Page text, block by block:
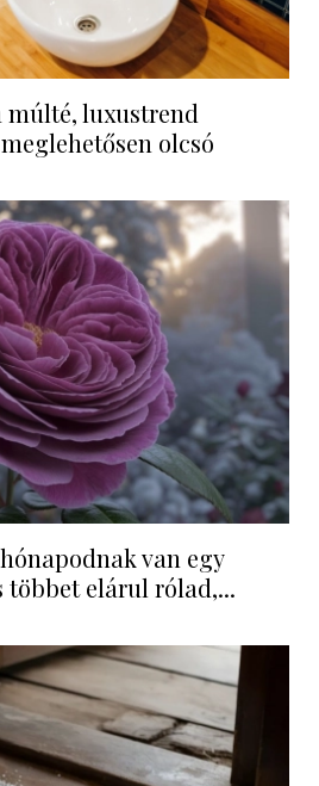
múlté, luxustrend
olcsó
van egy
többet elárul rólad,...